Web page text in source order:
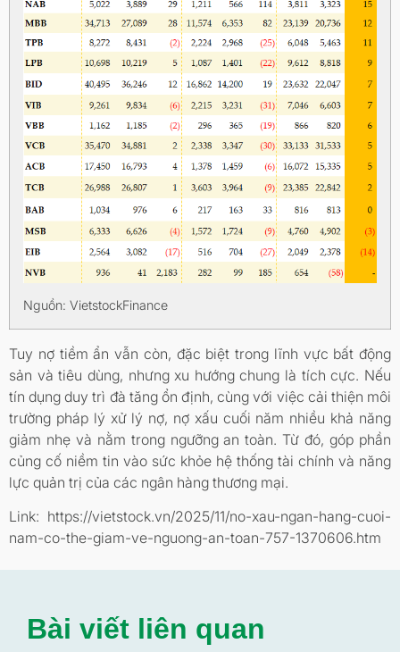
Nguồn: VietstockFinance
Tuy nợ tiềm ẩn vẫn còn, đặc biệt trong lĩnh vực bất động
sản và tiêu dùng, nhưng xu hướng chung là tích cực. Nếu
tín dụng duy trì đà tăng ổn định, cùng với việc cải thiện môi
trường pháp lý xử lý nợ, nợ xấu cuối năm nhiều khả năng
giảm nhẹ và nằm trong ngưỡng an toàn. Từ đó, góp phần
củng cố niềm tin vào sức khỏe hệ thống tài chính và năng
lực quản trị của các ngân hàng thương mại.
Link: https://vietstock.vn/2025/11/no-xau-ngan-hang-cuoi-
nam-co-the-giam-ve-nguong-an-toan-757-1370606.htm
Bài viết liên quan